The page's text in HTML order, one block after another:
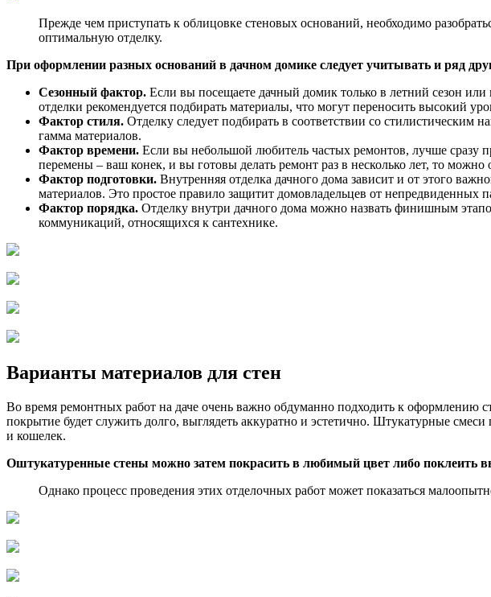
Прежде чем приступать к облицовке стеновых оснований, необходимо
оптимальную отделку.
При оформлении разных оснований в дачном домике следует учитывать и ряд
Сезонный фактор. Если вы посещаете дачный домик только в летний сезон или
отделки рекомендуется подбирать материалы, что могут переносить высокий
Фактор стиля. Отделку следует подбирать в соответствии со
гамма материалов.
Фактор времени. Если вы небольшой любитель частых ремонтов, лучше сразу
перемены – ваш конек, и вы готовы делать ремонт раз в несколько лет, то
Фактор подготовки. Внутренняя отделка дачного дома зависит и от этого
материалов. Это простое правило защитит домовладельцев от непредвиденных
Фактор порядка. Отделку внутри дачного дома можно назвать финишным
коммуникаций, относящихся к сантехнике.
Варианты материалов для стен
Во время ремонтных работ на даче очень важно обдуманно подходить к оформлению
покрытие будет служить долго, выглядеть аккуратно и эстетично. Штукатурные
и кошелек.
Оштукатуренные стены можно затем покрасить в любимый цвет либо поклеить
Однако процесс проведения этих отделочных работ может показаться